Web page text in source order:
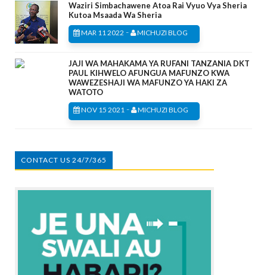
Waziri Simbachawene Atoa Rai Vyuo Vya Sheria
Kutoa Msaada Wa Sheria
MAR 11 2022 - MICHUZI BLOG
JAJI WA MAHAKAMA YA RUFANI TANZANIA DKT
PAUL KIHWELO AFUNGUA MAFUNZO KWA
WAWEZESHAJI WA MAFUNZO YA HAKI ZA
WATOTO
NOV 15 2021 - MICHUZI BLOG
CONTACT US 24/7/365